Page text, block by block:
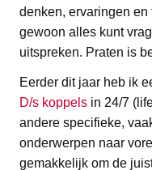
denken, ervaringen
gewoon alles kunt
uitspreken. Praten is
Eerder dit jaar heb ik
D/s koppels in 24/7
andere specifieke,
onderwerpen naar
gemakkelijk om de